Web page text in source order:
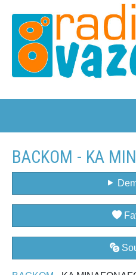
BACKOM - KA